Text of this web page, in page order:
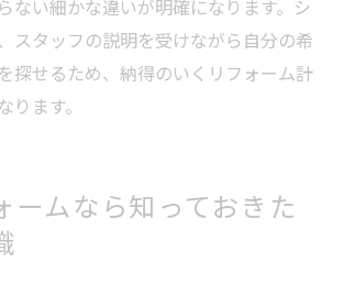
ない細かな違いが明確になります。シ
スタッフの説明を受けながら自分の希
探せるため、納得のいくリフォーム計
ります。
ームなら知っておきた